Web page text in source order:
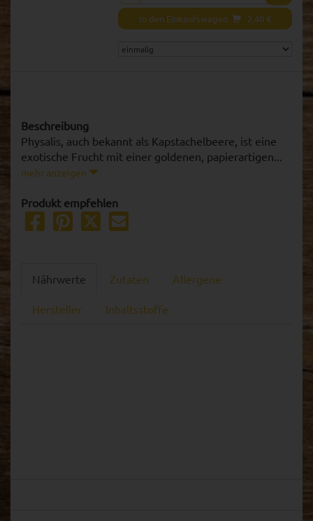
In den Einkaufswagen 2,40 €
Beschreibung
Physalis, auch bekannt als Kapstachelbeere, ist eine
exotische Frucht mit einer goldenen, papierartigen...
mehr anzeigen
Produkt empfehlen
Nährwerte Zutaten Allergene
Hersteller Inhaltsstoffe